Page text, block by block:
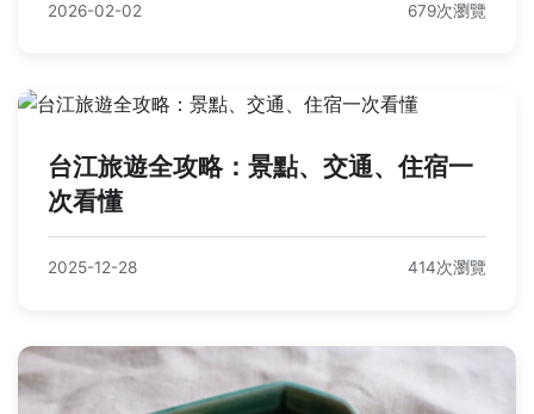
2026-02-02 679次瀏覽
台江旅遊全攻略：景點、交通、住宿一
次看懂
2025-12-28 414次瀏覽